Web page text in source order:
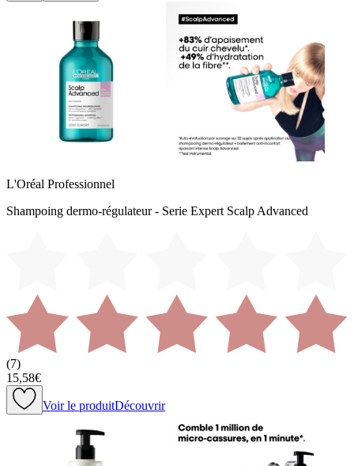
L'Oréal Professionnel
Shampoing dermo-régulateur - Serie Expert Scalp Advanced
(7)
15,58€
Voir le produitDécouvrir